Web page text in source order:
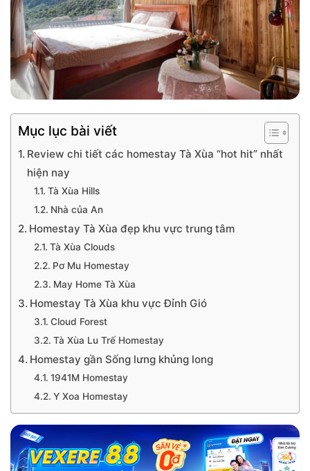
Mục lục bài viết
Review chi tiết các homestay Tà Xùa “hot hit” nhất
hiện nay
Tà Xùa Hills
Nhà của An
Homestay Tà Xùa đẹp khu vực trung tâm
Tà Xùa Clouds
Pơ Mu Homestay
May Home Tà Xùa
Homestay Tà Xùa khu vực Đỉnh Gió
Cloud Forest
Tà Xùa Lu Trế Homestay
Homestay gần Sống lưng khủng long
1941M Homestay
Y Xoa Homestay